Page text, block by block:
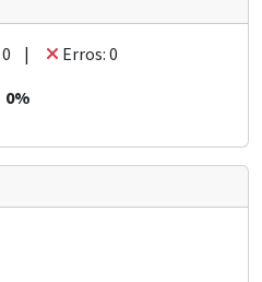
0 |
Erros: 0
0%